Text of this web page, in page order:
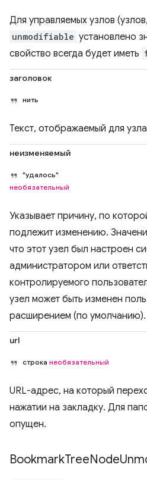
Для управляемых узлов
unmodifiable установлено
свойство всегда будет иметь
заголовок
нить
Текст, отображаемый для
неизменяемый
"удалось"
необязательный
Указывает причину, по
подлежит изменению.
что этот узел был настроен
администратором или
контролируемого
узел может быть изменен
расширением (по умолчанию).
url
строка необязательный
URL-адрес, на который
нажатии на закладку. Для
опущен.
BookmarkTreeNode